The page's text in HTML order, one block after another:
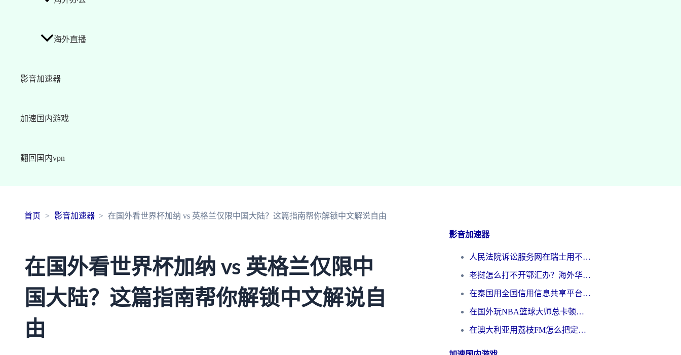
海外直播
影音加速器
加速国内游戏
翻回国内vpn
首页 影音加速器 在国外看世界杯加纳 vs 英格兰仅限中国大陆？这篇指南帮你解锁中文解说自由
在国外看世界杯加纳 vs 英格兰仅限中
国大陆？这篇指南帮你解锁中文解说自
由
影音加速器
人民法院诉讼服务网在瑞士用不了怎么办？海外华人必备的回国加速指南
老挝怎么打不开鄂汇办？海外华人必看的回国加速全攻略（附欧洲杯小说流畅技巧）
在泰国用全国信用信息共享平台怎么把定位修改到中国国内？海外党解决国内服务访问难题的实用指南
在国外玩NBA篮球大师总卡顿？这篇解决你所有海外看国内内容的烦恼
在澳大利亚用荔枝FM怎么把定位修改到中国国内？海外华人必看的内容访问指南